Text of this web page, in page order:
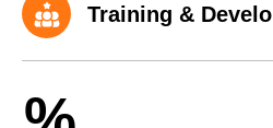
Training &